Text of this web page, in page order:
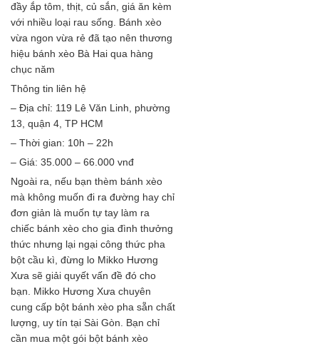
đầy ắp tôm, thịt, củ sắn, giá ăn kèm
với nhiều loại rau sống. Bánh xèo
vừa ngon vừa rẻ đã tạo nên thương
hiệu bánh xèo Bà Hai qua hàng
chục năm
Thông tin liên hệ
– Địa chỉ: 119 Lê Văn Linh, phường
13, quận 4, TP HCM
– Thời gian: 10h – 22h
– Giá: 35.000 – 66.000 vnđ
Ngoài ra, nếu bạn thèm bánh xèo
mà không muốn đi ra đường hay chỉ
đơn giản là muốn tự tay làm ra
chiếc bánh xèo cho gia đình thưởng
thức nhưng lại ngại công thức pha
bột cầu kì, đừng lo Mikko Hương
Xưa sẽ giải quyết vấn đề đó cho
bạn. Mikko Hương Xưa chuyên
cung cấp bột bánh xèo pha sẵn chất
lượng, uy tín tại Sài Gòn. Bạn chỉ
cần mua một gói bột bánh xèo